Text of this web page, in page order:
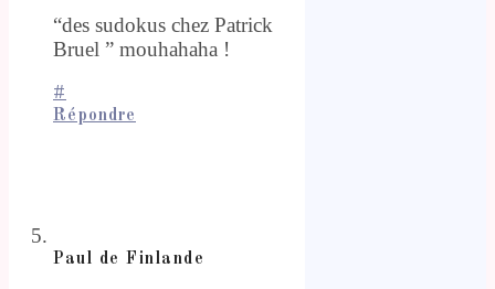
“des sudokus chez Patrick
Bruel ” mouhahaha !
#
Répondre
Paul de Finlande